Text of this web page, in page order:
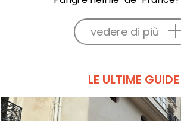
vedere di più
LE ULTIME GUIDE